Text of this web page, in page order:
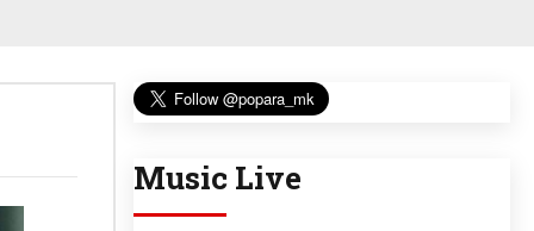
Music Live